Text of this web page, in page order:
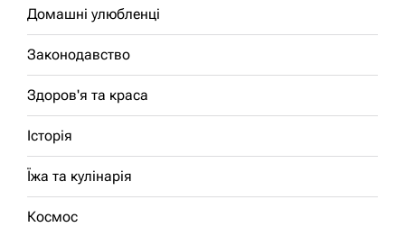
Домашні улюбленці
Законодавство
Здоров'я та краса
Історія
Їжа та кулінарія
Космос